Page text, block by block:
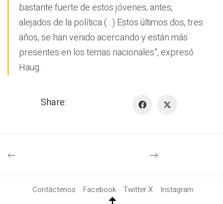
bastante fuerte de estos jóvenes; antes,
alejados de la política (…) Estos últimos dos, tres
años, se han venido acercando y están más
presentes en los temas nacionales”, expresó
Haug.
Share:
Contáctenos Facebook Twitter X
Instagram